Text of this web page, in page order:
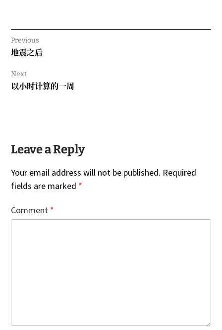
Previous
Previous
地震之后
Next
Next
以小时计算的一周
Leave a Reply
Your email address will not be published. Required
fields are marked *
Comment *